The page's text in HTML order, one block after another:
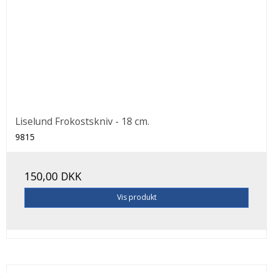
Liselund Frokostskniv - 18 cm.
9815
150,00 DKK
Vis produkt